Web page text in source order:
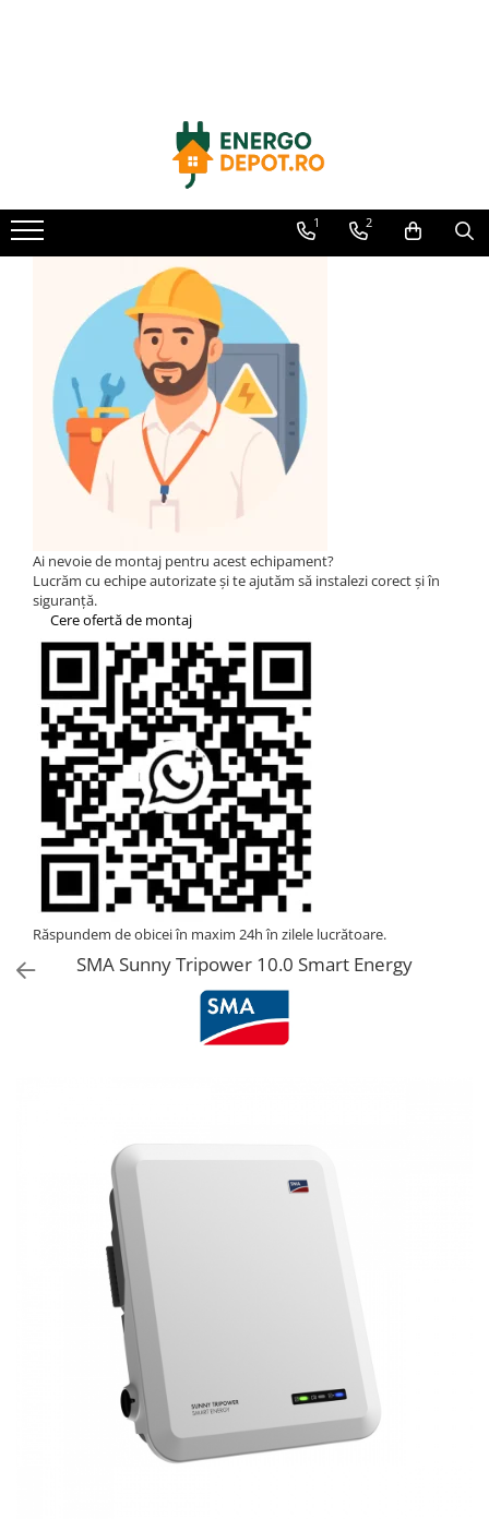
Longi Solar
Optimizatoare panouri
Invertoare
Microinvertoare
Fronius
Accesorii Fronius
Invertoare Hibride Fronius
Invertoare On-Grid Fronius
Statii de reincarcare Fronius
HUAWEI
SMA
Solis
Solplanet
Sungrow
Invertoare Hibrid Sungrow
Invertoare on-grid Sungrow
Statii de reincarcare Sungrow
Victron Energy
MPPT
Accesorii Victron
Acumulatori Victron
Invertor Hibrid - Off Grid
Statii de reincarcare Victron
Fronius Reserva
Fronius Reserva Pro
1 2
Ai nevoie de montaj pentru acest echipament?
Lucrăm cu echipe autorizate și te ajutăm să instalezi corect și în
siguranță.
Cere ofertă de montaj
Răspundem de obicei în maxim 24h în zilele lucrătoare.
SMA Sunny Tripower 10.0 Smart Energy